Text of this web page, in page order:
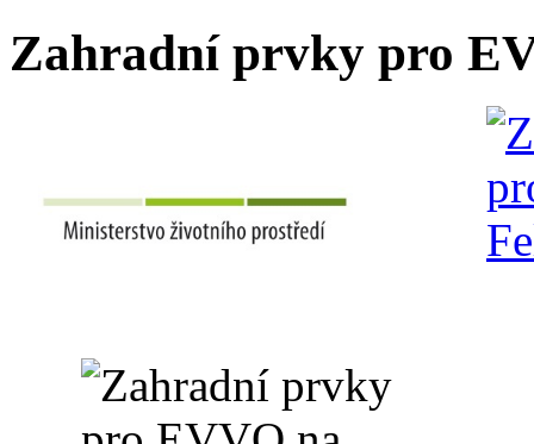
Zahradní prvky pro